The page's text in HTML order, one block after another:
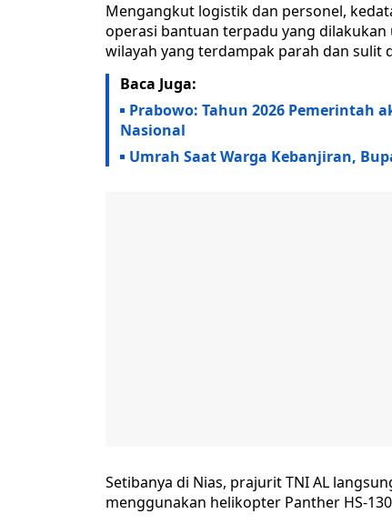
Mengangkut logistik dan personel,
operasi bantuan terpadu yang
wilayah yang terdampak parah dan sulit
Baca Juga:
Prabowo: Tahun 2026 Pemerintah
Nasional
Umrah Saat Warga Kebanjiran,
Setibanya di Nias, prajurit TNI AL
menggunakan helikopter Panther HS-